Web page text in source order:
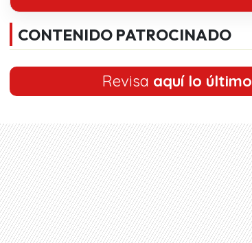
CONTENIDO PATROCINADO
Revisa aquí lo último